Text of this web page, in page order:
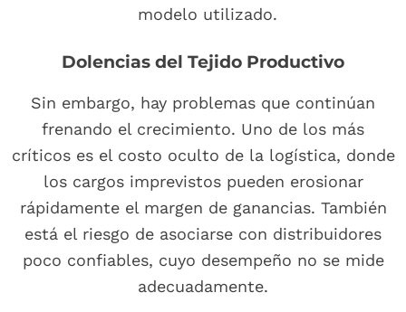
modelo utilizado.
Dolencias del Tejido Productivo
Sin embargo, hay problemas que continúan
frenando el crecimiento. Uno de los más
críticos es el costo oculto de la logística, donde
los cargos imprevistos pueden erosionar
rápidamente el margen de ganancias. También
está el riesgo de asociarse con distribuidores
poco confiables, cuyo desempeño no se mide
adecuadamente.